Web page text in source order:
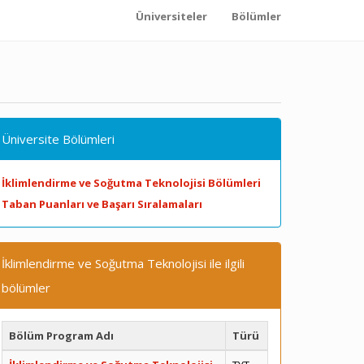
Üniversiteler Bölümler
Üniversite Bölümleri
İklimlendirme ve Soğutma Teknolojisi Bölümleri
Taban Puanları ve Başarı Sıralamaları
İklimlendirme ve Soğutma Teknolojisi ile ilgili
bölümler
Bölüm Program Adı
Türü